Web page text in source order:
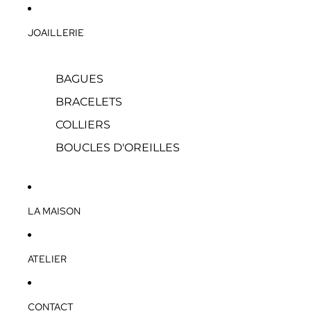
JOAILLERIE
BAGUES
BRACELETS
COLLIERS
BOUCLES D'OREILLES
LA MAISON
ATELIER
CONTACT